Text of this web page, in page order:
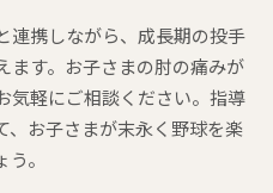
連携しながら、成長期の投手
ます。お子さまの肘の痛みが
気軽にご相談ください。指導
、お子さまが末永く野球を楽
。